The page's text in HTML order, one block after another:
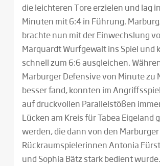
die leichteren Tore erzielen und lag
Minuten mit 6:4 in Führung.
brachte nun mit der Einwechslung
Marquardt Wurfgewalt ins Spiel und
schnell zum 6:6 ausgleichen.
Marburger Defensive von Minute zu
besser fand, konnten im
auf druckvollen Parallelstößen
Lücken am Kreis für Tabea Eigeland
werden, die dann von den Marburger
Rückraumspielerinnen Antonia
und Sophia Bätz stark bedient